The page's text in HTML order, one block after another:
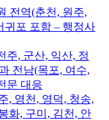
전역(춘천, 원주,
귀포 포함 – 행정사
주, 군산, 익산, 정
전남(목포, 여수,
문 대응
, 영천, 영덕, 청송,
화, 구미, 김천, 안